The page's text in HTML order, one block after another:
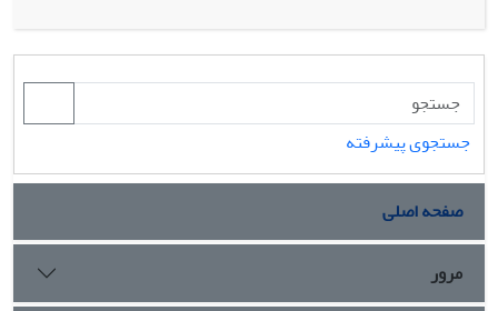
شرکت ها از این توانمند سازها در جهت بهبود وضعیت رقابتی خود
استفاده کنند. این رویکرد بر اساس متدولوژی گسترش عملکرد
کیفیت (QFD) و به ویژه خانه کیفیت (HOQ) پایه گذاری شده
است. در این متدولوژی منطق فازی مورد استفاده قرار گرفته است
تا وابستگی ها و همبستگی های مورد نیاز در HOQ را بیان کند.
در پایان، این رویکرد در صنعت قطعه سازی خودرو (مطالعه موردی:
گروه خودرو سازی بهمن) پیاده سازی شد و مناسب ترین توانمند
سازها در این صنعت شناسایی شدند. مدیریت زنجیره تأمین به
عنوان مهم ترین توانمند ساز در این صنعت شناخته شد و مدیریت
دانش، فناوری اطلاعات، مهندسی همزمان، سخت افزار، تیم سازی
و مدیریت پروژه به ترتیب در رتبه های بعد قرار گرفتند. از جمله
جستجوی پیشرفته
صفحه اصلی
مرور